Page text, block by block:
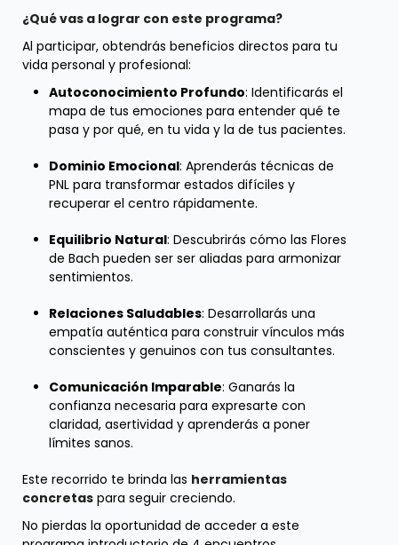
¿Qué vas a lograr con este programa?
Al participar, obtendrás beneficios directos para tu
vida personal y profesional:
Autoconocimiento Profundo: Identificarás el
mapa de tus emociones para entender qué te
pasa y por qué, en tu vida y la de tus pacientes.
Dominio Emocional: Aprenderás técnicas de
PNL para transformar estados difíciles y
recuperar el centro rápidamente.
Equilibrio Natural: Descubrirás cómo las Flores
de Bach pueden ser ser aliadas para armonizar
sentimientos.
Relaciones Saludables: Desarrollarás una
empatía auténtica para construir vínculos más
conscientes y genuinos con tus consultantes.
Comunicación Imparable: Ganarás la
confianza necesaria para expresarte con
claridad, asertividad y aprenderás a poner
límites sanos.
Este recorrido te brinda las herramientas
concretas para seguir creciendo.
No pierdas la oportunidad de acceder a este